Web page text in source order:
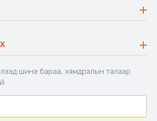
шинэ бараа, хямдралын талаар